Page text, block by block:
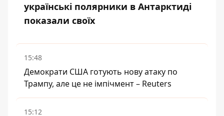
українські полярники в Антарктиді
показали своїх
15:48
Демократи США готують нову атаку по
Трампу, але це не імпічмент – Reuters
15:12